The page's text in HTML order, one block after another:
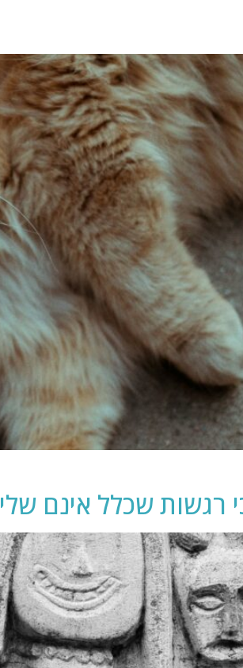
רגשות שכלל אינם